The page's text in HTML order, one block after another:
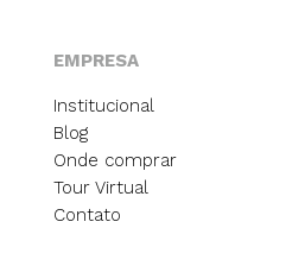
EMPRESA
Institucional
Blog
Onde comprar
Tour Virtual
Contato